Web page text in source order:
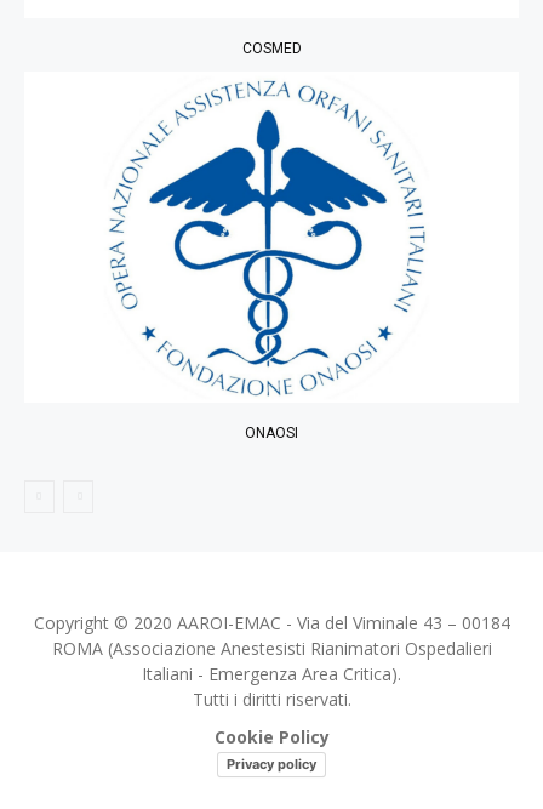
COSMED
ONAOSI
Copyright © 2020 AAROI-EMAC - Via del Viminale 43 – 00184
ROMA (Associazione Anestesisti Rianimatori Ospedalieri
Italiani - Emergenza Area Critica).
Tutti i diritti riservati.
Cookie Policy
Privacy policy